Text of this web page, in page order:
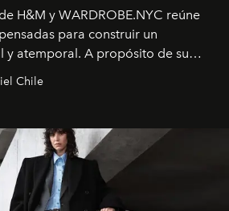
H&M y WARDROBE.NYC reúne
para construir un
y atemporal. A propósito de su
jefa de diseño global de la marca
la propuesta.
Chile